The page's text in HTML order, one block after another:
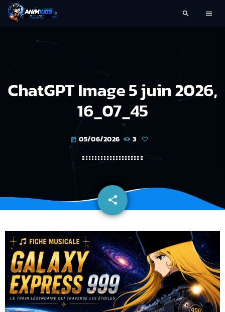
search menu
ChatGPT Image 5 juin 2026,
16_07_45
today 05/06/2026 3
share
email